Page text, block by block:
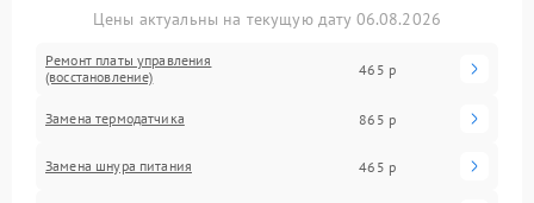
Цены актуальны на текущую дату 06.08.2026
Ремонт платы управления
(восстановление)
465 р
Замена термодатчика 865 р
Замена шнура питания 465 р